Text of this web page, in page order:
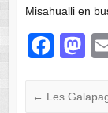
Misahualli en
F
c
M
st
← Les